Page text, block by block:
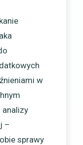
w
analizy
–
sprawy